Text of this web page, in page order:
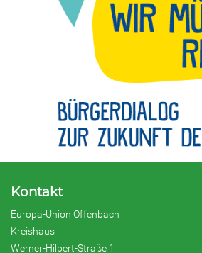
Kontakt
Europa-Union Offenbach
Kreishaus
Werner-Hilpert-Straße 1